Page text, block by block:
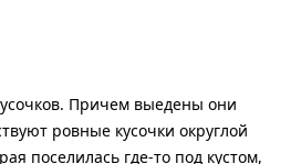
Причем выедены они
ровные кусочки округлой
поселилась где-то под кустом,